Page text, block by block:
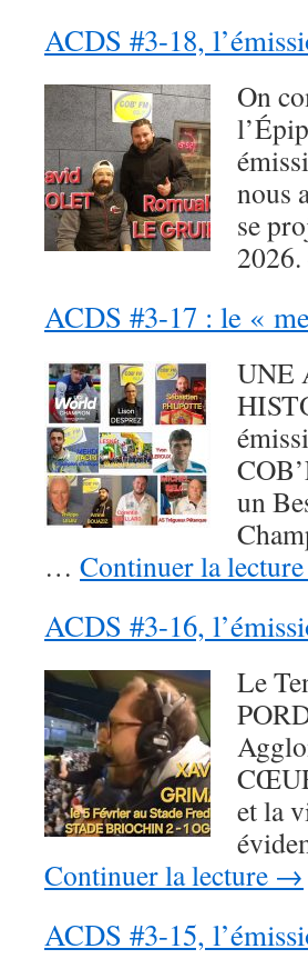
ACDS #3-18,
On
nous
se
ACDS #3-17 : le «
UNE
un
… Continuer la lecture
ACDS #3-16,
Le
et la
Continuer la lecture →
ACDS #3-15,